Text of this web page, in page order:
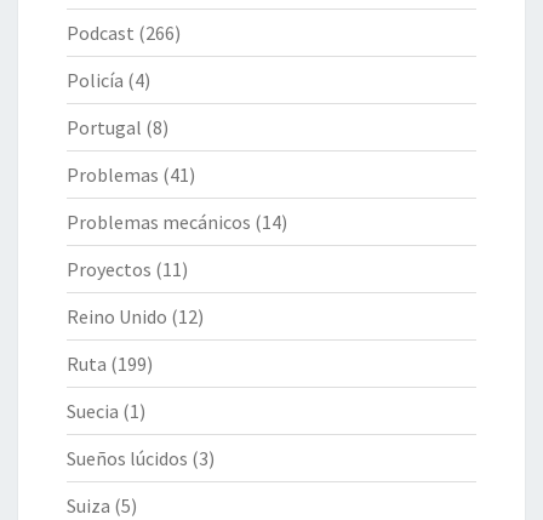
Podcast (266)
Policía (4)
Portugal (8)
Problemas (41)
Problemas mecánicos (14)
Proyectos (11)
Reino Unido (12)
Ruta (199)
Suecia (1)
Sueños lúcidos (3)
Suiza (5)